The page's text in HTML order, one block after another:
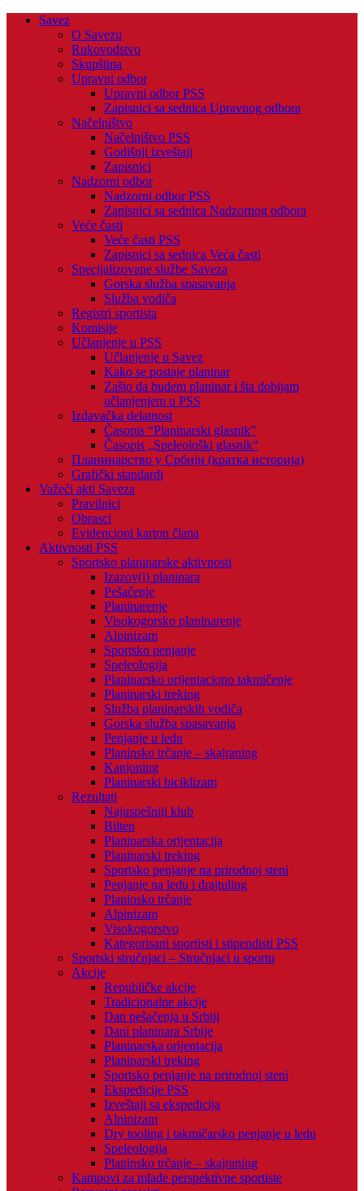
Savez
O Savezu
Rukovodstvo
Skupština
Upravni odbor
Upravni odbor PSS
Zapisnici sa sednica Upravnog odbora
Načelništvo
Načelništvo PSS
Godišnji izveštaji
Zapisnici
Nadzorni odbor
Nadzorni odbor PSS
Zapisnici sa sednica Nadzornog odbora
Veće časti
Veće časti PSS
Zapisnici sa sednica Veća časti
Specijalizovane službe Saveza
Gorska služba spasavanja
Služba vodiča
Registri sportista
Komisije
Učlanjenje u PSS
Učlanjenje u Savez
Kako se postaje planinar
Zašto da budem planinar i šta dobijam
učlanjenjem u PSS
Izdavačka delatnost
Časopis “Planinarski glasnik”
Časopis „Speleološki glasnik“
Планинарство у Србији (кратка историја)
Grafički standardi
Važeći akti Saveza
Pravilnici
Obrasci
Evidencioni karton člana
Aktivnosti PSS
Sportsko planinarske aktivnosti
Izazov(i) planinara
Pešačenje
Planinarenje
Visokogorsko planinarenje
Alpinizam
Sportsko penjanje
Speleologija
Planinarsko orijentaciono takmičenje
Planinarski treking
Služba planinarskih vodiča
Gorska služba spasavanja
Penjanje u ledu
Planinsko trčanje – skajraning
Kanjoning
Planinarski biciklizam
Rezultati
Najuspešniji klub
Bilten
Planinarska orijentacija
Planinarski treking
Sportsko penjanje na prirodnoj steni
Penjanje na ledu i drajtuling
Planinsko trčanje
Alpinizam
Visokogorstvo
Kategorisani sportisti i stipendisti PSS
Sportski stručnjaci – Stručnjaci u sportu
Akcije
Republičke akcije
Tradicionalne akcije
Dan pešačenja u Srbiji
Dani planinara Srbije
Planinarska orijentacija
Planinarski treking
Sportsko penjanje na prirodnoj steni
Ekspedicije PSS
Izveštaji sa ekspedicija
Alpinizam
Dry tooling i takmičarsko penjanje u ledu
Speleologija
Planinsko trčanje – skajraning
Kampovi za mlade perspektivne sportiste